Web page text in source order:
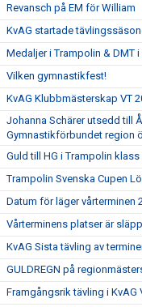
Revansch på EM för William
KvAG startade
Medaljer i Trampolin & DMT i
Vilken gymnastikfest!
KvAG Klubbmästerskap VT
Johanna Schärer utsedd till
Gymnastikförbundet region
Guld till HG i Trampolin
Trampolin Svenska Cupen
Datum för läger vårterminen
Vårterminens platser är
KvAG Sista tävling av
GULDREGN på
Framgångsrik tävling i KvAG